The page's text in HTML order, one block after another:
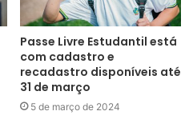
Passe Livre Estudantil está
com cadastro e
recadastro disponíveis até
31 de março
5 de março de 2024